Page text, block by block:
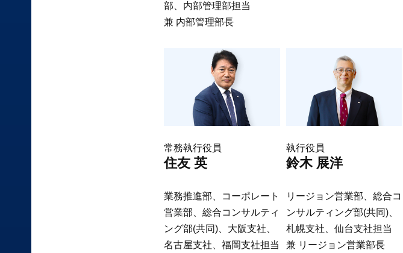
部、内部管理部担当
兼 内部管理部長
常務執行役員
住友 英
業務推進部、コーポレート
営業部、総合コンサルティ
ング部(共同)、大阪支社、
名古屋支社、福岡支社担当
執行役員
鈴木 展洋
リージョン営業部、総合コ
ンサルティング部(共同)、
札幌支社、仙台支社担当
兼 リージョン営業部長